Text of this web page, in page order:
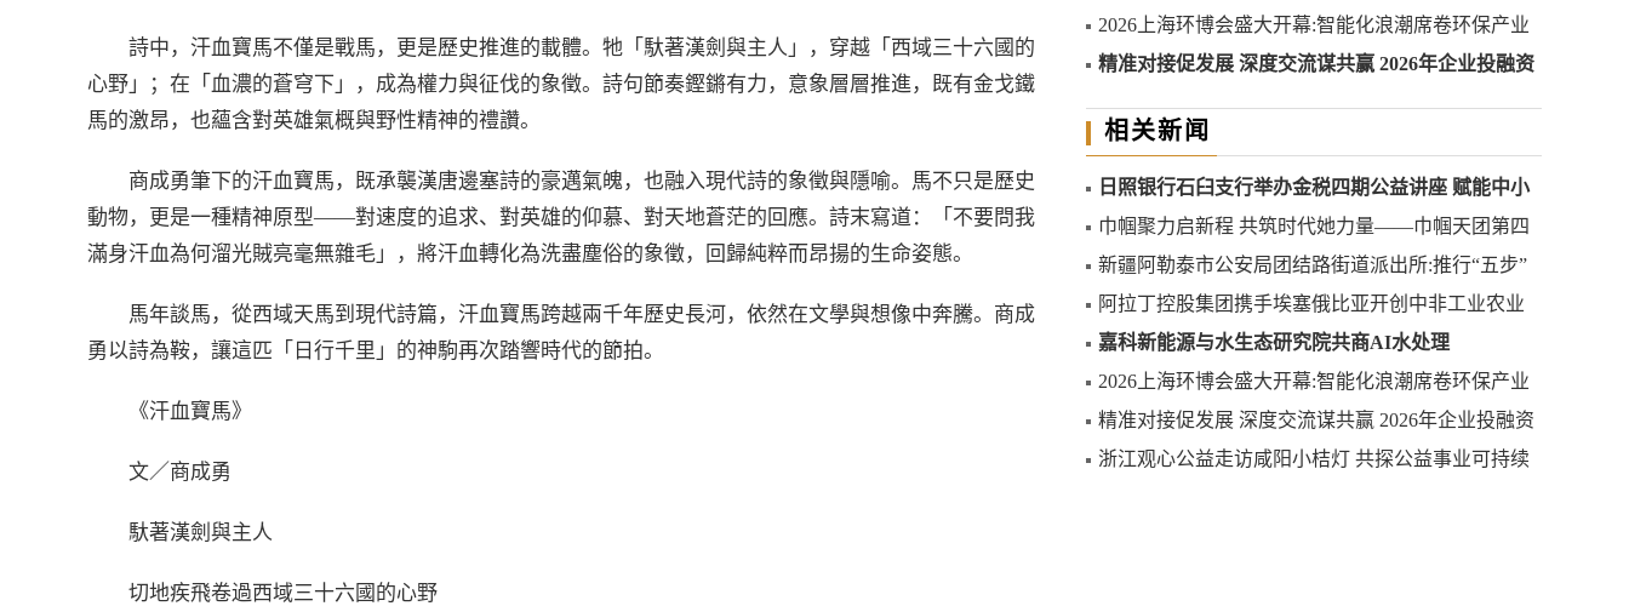
詩中，汗血寶馬不僅是戰馬，更是歷史推進的載體。牠「馱著漢劍與主人」，穿越「西域三十六國的
心野」；在「血濃的蒼穹下」，成為權力與征伐的象徵。詩句節奏鏗鏘有力，意象層層推進，既有金戈鐵
馬的激昂，也蘊含對英雄氣概與野性精神的禮讚。
商成勇筆下的汗血寶馬，既承襲漢唐邊塞詩的豪邁氣魄，也融入現代詩的象徵與隱喻。馬不只是歷史
動物，更是一種精神原型——對速度的追求、對英雄的仰慕、對天地蒼茫的回應。詩末寫道：「不要問我
滿身汗血為何溜光賊亮毫無雜毛」，將汗血轉化為洗盡塵俗的象徵，回歸純粹而昂揚的生命姿態。
馬年談馬，從西域天馬到現代詩篇，汗血寶馬跨越兩千年歷史長河，依然在文學與想像中奔騰。商成
勇以詩為鞍，讓這匹「日行千里」的神駒再次踏響時代的節拍。
《汗血寶馬》
文／商成勇
馱著漢劍與主人
切地疾飛卷過西域三十六國的心野
2026上海环博会盛大开幕:智能化浪潮席卷环保产业
精准对接促发展 深度交流谋共赢 2026年企业投融资
相关新闻
日照银行石臼支行举办金税四期公益讲座 赋能中小
微企业合规发展
巾帼聚力启新程 共筑时代她力量——巾帼天团第四
次组委会筹备会圆满举办
新疆阿勒泰市公安局团结路街道派出所:推行“五步”
工作法 打造新时代“枫”景线
阿拉丁控股集团携手埃塞俄比亚开创中非工业农业
合作新篇章
嘉科新能源与水生态研究院共商AI水处理
2026上海环博会盛大开幕:智能化浪潮席卷环保产业
精准对接促发展 深度交流谋共赢 2026年企业投融资
交流活动第二期圆满举行
浙江观心公益走访咸阳小桔灯 共探公益事业可持续